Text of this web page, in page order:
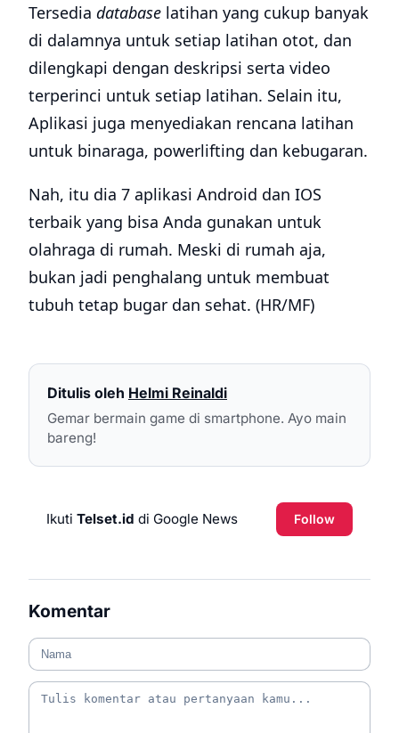
Tersedia database latihan yang cukup banyak
di dalamnya untuk setiap latihan otot, dan
dilengkapi dengan deskripsi serta video
terperinci untuk setiap latihan. Selain itu,
Aplikasi juga menyediakan rencana latihan
untuk binaraga, powerlifting dan kebugaran.
Nah, itu dia 7 aplikasi Android dan IOS
terbaik yang bisa Anda gunakan untuk
olahraga di rumah. Meski di rumah aja,
bukan jadi penghalang untuk membuat
tubuh tetap bugar dan sehat. (HR/MF)
Ditulis oleh Helmi Reinaldi
Gemar bermain game di smartphone. Ayo main
bareng!
Ikuti Telset.id di Google News Follow
Komentar